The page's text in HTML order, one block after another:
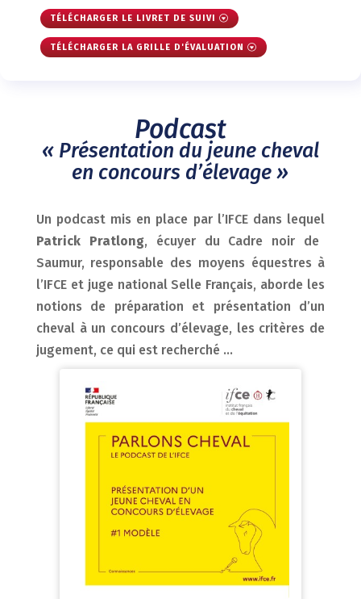
TÉLÉCHARGER LE LIVRET DE SUIVI
TÉLÉCHARGER LA GRILLE D'ÉVALUATION
Podcast
« Présentation du jeune cheval
en concours d’élevage »
Un podcast mis en place par l’IFCE dans lequel
Patrick Pratlong, écuyer du Cadre noir de
Saumur, responsable des moyens équestres à
l’IFCE et juge national Selle Français, aborde les
notions de préparation et présentation d’un
cheval à un concours d’élevage, les critères de
jugement, ce qui est recherché …